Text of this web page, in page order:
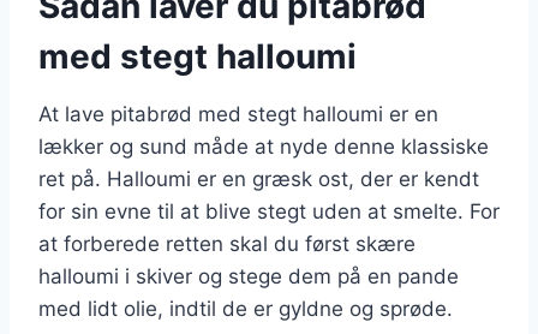
med stegt halloumi
At lave pitabrød med stegt halloumi er en
lækker og sund måde at nyde denne klassiske
ret på. Halloumi er en græsk ost, der er kendt
for sin evne til at blive stegt uden at smelte. For
at forberede retten skal du først skære
halloumi i skiver og stege dem på en pande
med lidt olie, indtil de er gyldne og sprøde.